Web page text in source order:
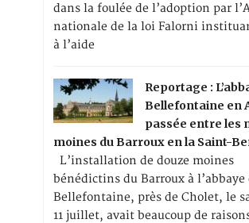
dans la foulée de l’adoption par
nationale de la loi Falorni
à l’aide
Reportage :
Bellefontaine en
passée entre les
moines du Barroux en la Saint-
L’installation de douze moines
bénédictins du Barroux à l’abbaye
Bellefontaine, près de Cholet, le
11 juillet, avait beaucoup de